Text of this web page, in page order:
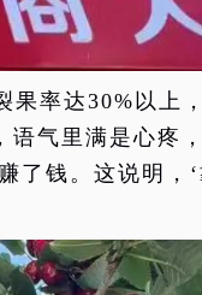
果率达30%以上
气里满是心疼
钱。这说明，‘